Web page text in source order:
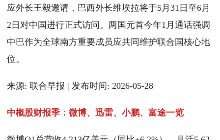
应外长王毅邀请，巴西外长维埃拉将于5月31日至6月
2日对中国进行正式访问。两国元首今年1月通话强调
中巴作为全球南方重要成员应共同维护联合国核心地
位。
来源: 联合早报 | 发布时间: 2026-05-28
中概股财报季：微博、迅雷、小鹏、富途一览